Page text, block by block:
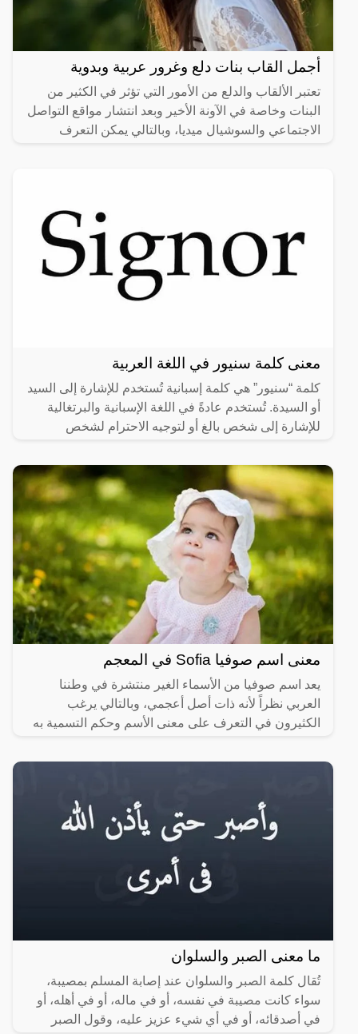
أجمل القاب بنات دلع وغرور عربية وبدوية
تعتبر الألقاب والدلع من الأمور التي تؤثر في الكثير من
البنات وخاصة في الآونة الأخير وبعد انتشار مواقع التواصل
الاجتماعي والسوشيال ميديا، وبالتالي يمكن التعرف
معنى كلمة سنيور في اللغة العربية
كلمة “سنيور” هي كلمة إسبانية تُستخدم للإشارة إلى السيد
أو السيدة. تُستخدم عادةً في اللغة الإسبانية والبرتغالية
للإشارة إلى شخص بالغ أو لتوجيه الاحترام لشخص
معنى اسم صوفيا Sofia في المعجم
يعد اسم صوفيا من الأسماء الغير منتشرة في وطننا
العربي نظراً لأنه ذات أصل أعجمي، وبالتالي يرغب
الكثيرون في التعرف على معنى الأسم وحكم التسمية به
ما معنى الصبر والسلوان
تُقال كلمة الصبر والسلوان عند إصابة المسلم بمصيبة،
سواء كانت مصيبة في نفسه، أو في ماله، أو في أهله، أو
في أصدقائه، أو في أي شيء عزيز عليه، وقول الصبر